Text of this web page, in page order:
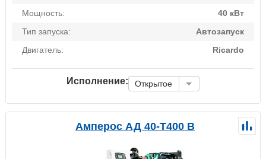
Мощность:
40 кВт
Тип запуска:
Автозапуск
Двигатель:
Ricardo
Исполнение: Открытое
Амперос АД 40-Т400 B